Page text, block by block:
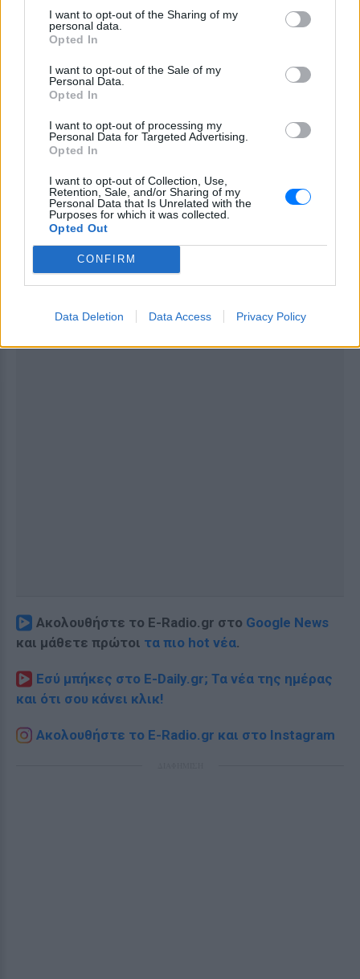
I want to opt-out of the Sharing of my
personal data.
Opted In
I want to opt-out of the Sale of my
Personal Data.
Opted In
I want to opt-out of processing my
Personal Data for Targeted Advertising.
Opted In
I want to opt-out of Collection, Use,
Retention, Sale, and/or Sharing of my
Personal Data that Is Unrelated with the
Purposes for which it was collected.
Opted Out
CONFIRM
Data Deletion Data Access Privacy Policy
προϊόντα πολυτελείας, δίνοντας μεγαλύτερη
σημασία στο κύρος και την εμπειρία παρά στην
απόδοση μιας επένδυσης.
Όλα δείχνουν ότι τα επόμενα χρόνια ολοένα και
περισσότερες περιουσίες θα περνούν από τους
γονείς στα παιδιά. Αυτό δεν θα επηρεάσει μόνο τις
παγκόσμια οικονομία, τις αγορές και τον τρόπο με
τον οποίο συγκεντρώνεται ο πλούτος σε όλο τον
κόσμο.
Ακολουθήστε το E-Radio.gr στο Google News
και μάθετε πρώτοι τα πιο hot νέα.
Εσύ μπήκες στο E-Daily.gr; Τα νέα της ημέρας
και ότι σου κάνει κλικ!
Ακολουθήστε το E-Radio.gr και στο Instagram